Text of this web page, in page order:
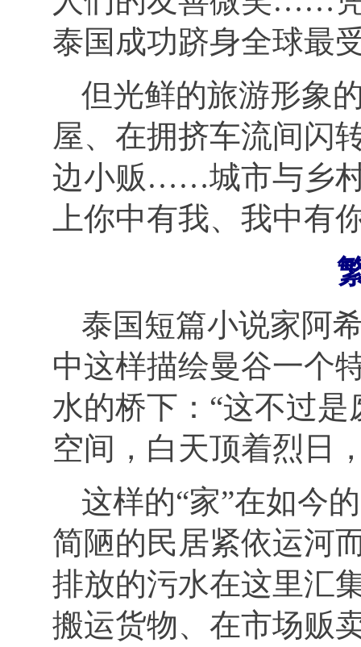
泰国成功跻身全球最
但光鲜的旅游形象
屋、在拥挤车流间闪
边小贩……城市与乡村
上你中有我、我中有
泰国短篇小说家阿
中这样描绘曼谷一个
水的桥下：“这不过
空间，白天顶着烈日
这样的“家”在如今
简陋的民居紧依运河
排放的污水在这里汇
搬运货物、在市场贩